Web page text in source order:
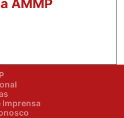
AMMP
Imprensa